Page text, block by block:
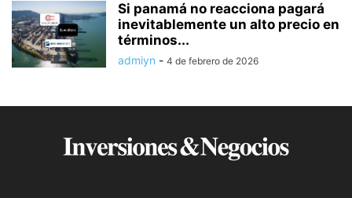
Si panamá no reacciona pagará
inevitablemente un alto precio en
términos...
admiyn - 4 de febrero de 2026